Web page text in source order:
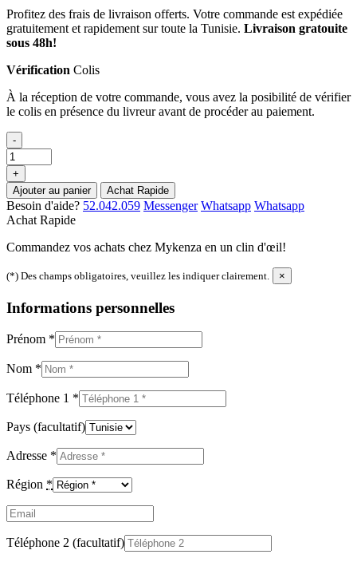
Profitez des frais de livraison offerts. Votre commande est expédiée
gratuitement et rapidement sur toute la Tunisie. Livraison gratouite
sous 48h!
Vérification Colis
À la réception de votre commande, vous avez la posibilité de vérifier
le colis en présence du livreur avant de procéder au paiement.
-
+
Ajouter au panier
Achat Rapide
Besoin d'aide? 52.042.059 Messenger Whatsapp Whatsapp
Achat Rapide
Commandez vos achats chez Mykenza en un clin d'œil!
(*) Des champs obligatoires, veuillez les indiquer clairement. ×
Informations personnelles
Prénom *
Nom *
Téléphone 1 *
Pays (facultatif)
Adresse *
Région *
Email
Téléphone 2 (facultatif)